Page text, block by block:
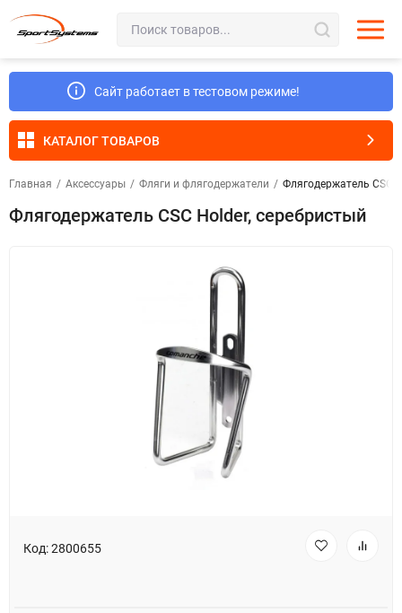
Сайт работает в тестовом режиме!
КАТАЛОГ ТОВАРОВ
Главная / Аксессуары / Фляги и флягодержатели / Флягодержатель CSC
Флягодержатель CSC Holder, серебристый
Код:2800655